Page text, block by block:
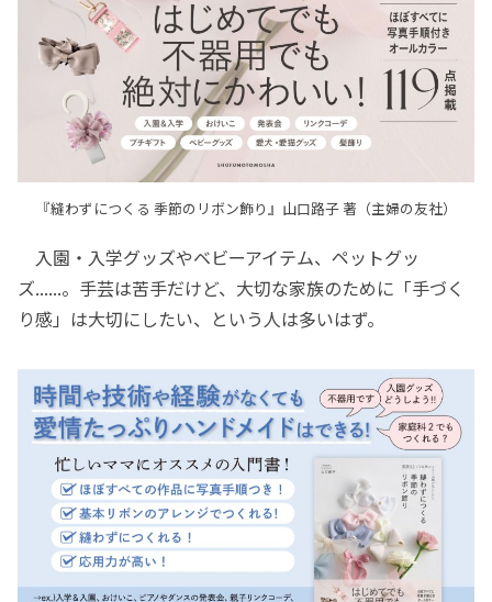
『縫わずにつくる 季節のリボン飾り』山口路子 著（主婦の友社）
入園・入学グッズやベビーアイテム、ペットグッ
ズ......。手芸は苦手だけど、大切な家族のために「手づく
り感」は大切にしたい、という人は多いはず。